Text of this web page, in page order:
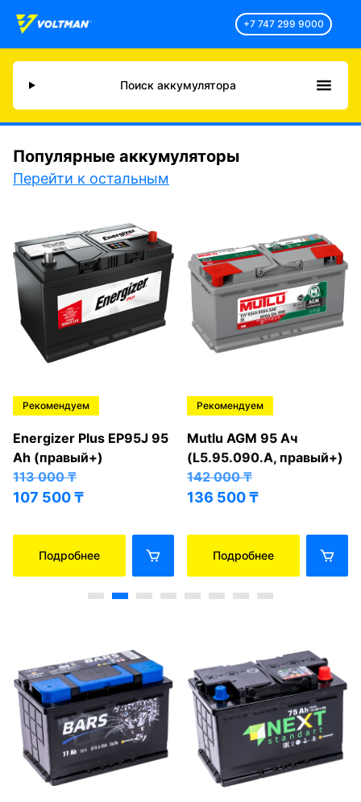
+7 747 299 9000
Поиск аккумулятора
Популярные аккумуляторы
Перейти к остальным
Рекомендуем
Energizer Plus EP95J 95
Ah (правый+)
113 000₸
107 500₸
Подробнее
Рекомендуем
Mutlu AGM 95 Ач
(L5.95.090.A, правый+)
142 000₸
136 500₸
Подробнее